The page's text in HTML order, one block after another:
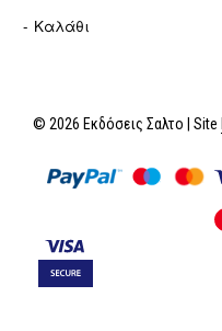
Καλάθι
© 2026 Εκδόσεις Σαλτο | Site